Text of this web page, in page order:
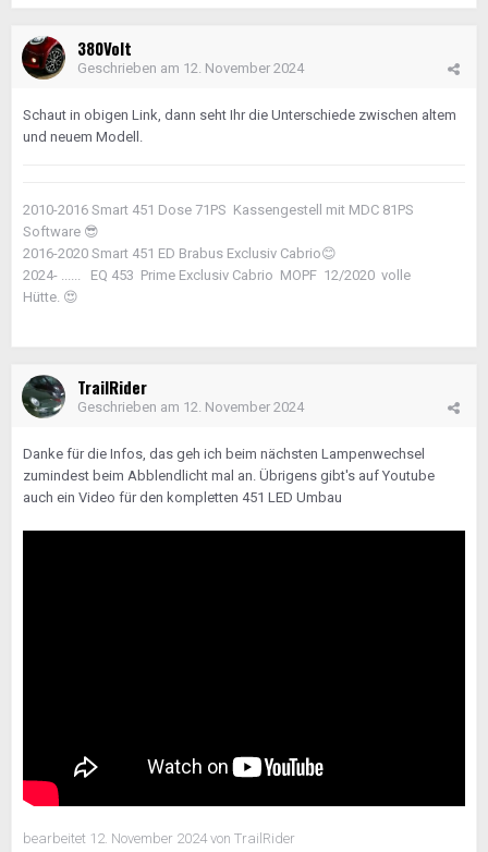
380Volt
Geschrieben am 12. November 2024
Schaut in obigen Link, dann seht Ihr die Unterschiede zwischen altem
und neuem Modell.
2010-2016 Smart 451 Dose 71PS Kassengestell mit MDC 81PS
Software 😎
2016-2020 Smart 451 ED Brabus Exclusiv Cabrio😊
2024- ...... EQ 453 Prime Exclusiv Cabrio MOPF 12/2020 volle
Hütte. 😍
TrailRider
Geschrieben am 12. November 2024
Danke für die Infos, das geh ich beim nächsten Lampenwechsel
zumindest beim Abblendlicht mal an. Übrigens gibt's auf Youtube
auch ein Video für den kompletten 451 LED Umbau
bearbeitet 12. November 2024 von TrailRider